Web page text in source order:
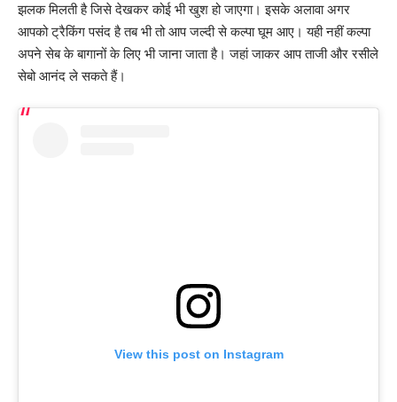
झलक मिलती है जिसे देखकर कोई भी खुश हो जाएगा। इसके अलावा अगर
आपको ट्रैकिंग पसंद है तब भी तो आप जल्दी से कल्पा घूम आए। यही नहीं कल्पा
अपने सेब के बागानों के लिए भी जाना जाता है। जहां जाकर आप ताजी और रसीले
सेबो आनंद ले सकते हैं।
View this post on Instagram